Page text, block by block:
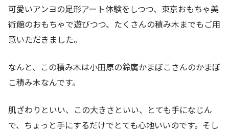
可愛いアンヨの足形アート体験をしつつ、東京おもちゃ美
術館のおもちゃで遊びつつ、たくさんの積み木までもご用
意いただきました。
なんと、この積み木は小田原の鈴廣かまぼこさんのかまぼ
こ積み木なんです。
肌ざわりといい、この大きさといい、とても手になじん
で、ちょっと手にするだけでとても心地いいのです。そし